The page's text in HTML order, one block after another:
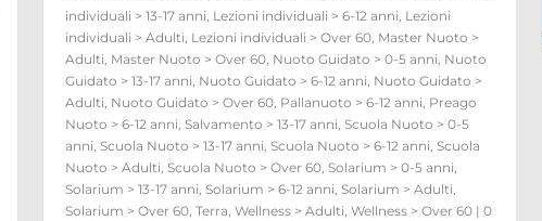
individuali > 13-17 anni, Lezioni individuali > 6-12 anni, Lezioni
individuali > Adulti, Lezioni individuali > Over 60, Master Nuoto >
Adulti, Master Nuoto > Over 60, Nuoto Guidato > 0-5 anni, Nuoto
Guidato > 13-17 anni, Nuoto Guidato > 6-12 anni, Nuoto Guidato >
Adulti, Nuoto Guidato > Over 60, Pallanuoto > 6-12 anni, Preago
Nuoto > 6-12 anni, Salvamento > 13-17 anni, Scuola Nuoto > 0-5
anni, Scuola Nuoto > 13-17 anni, Scuola Nuoto > 6-12 anni, Scuola
Nuoto > Adulti, Scuola Nuoto > Over 60, Solarium > 0-5 anni,
Solarium > 13-17 anni, Solarium > 6-12 anni, Solarium > Adulti,
Solarium > Over 60, Terra, Wellness > Adulti, Wellness > Over 60| 0